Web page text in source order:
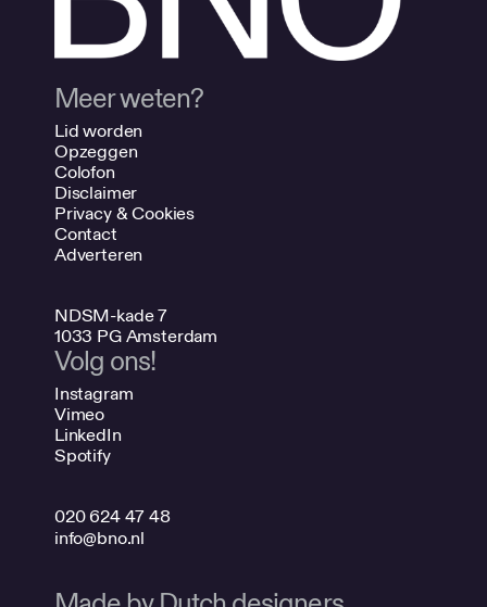
Meer weten?
Lid worden
Opzeggen
Colofon
Disclaimer
Privacy & Cookies
Contact
Adverteren
NDSM-kade 7
1033 PG Amsterdam
Volg ons!
Instagram
Vimeo
LinkedIn
Spotify
020 624 47 48
info@bno.nl